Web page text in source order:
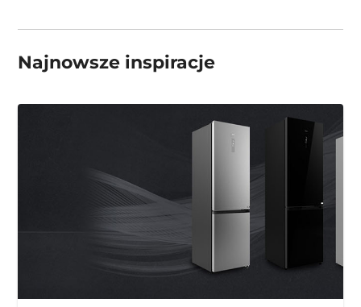
Najnowsze inspiracje